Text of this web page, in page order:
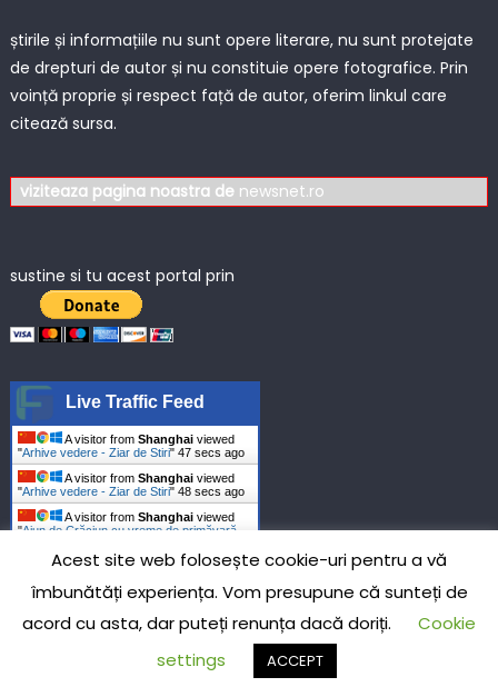
știrile și informațiile nu sunt opere literare, nu sunt protejate
de drepturi de autor și nu constituie opere fotografice. Prin
voință proprie și respect față de autor, oferim linkul care
citează sursa.
viziteaza pagina noastra de newsnet.ro
sustine si tu acest portal prin
Live Traffic Feed
A visitor from Shanghaiviewed
"Arhive vedere - Ziar de Stiri" 49 secs ago
A visitor from Shanghaiviewed
"Arhive vedere - Ziar de Stiri" 50 secs ago
A visitor from Shanghaiviewed
"Ajun de Crăciun cu vreme de primăvară.
A visitor from Shanghaiviewed
Ajun de Crăciun cu vreme de primăvară.
"1 min ago
A visitor fromShanghaiviewed
Arhive poștei - Ziar de Stiri
2 mins ago
Shanghaiviewed
2 mins ago
Acest site web folosește cookie-uri pentru a vă
îmbunătăți experiența. Vom presupune că sunteți de
acord cu asta, dar puteți renunța dacă doriți.
Cookie
settings
ACCEPT